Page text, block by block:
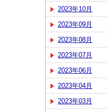
2023年10月
2023年09月
2023年08月
2023年07月
2023年06月
2023年04月
2023年03月